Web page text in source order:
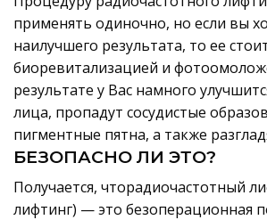
применять одиночно, но если вы
наилучшего результата, то ее
биоревитализацией и
результате у Вас намного
лица, пропадут сосудистые
пигментные пятна, а также
БЕЗОПАСНО ЛИ ЭТО?
Получается, чторадиочастотный
лифтинг) — это безоперационная